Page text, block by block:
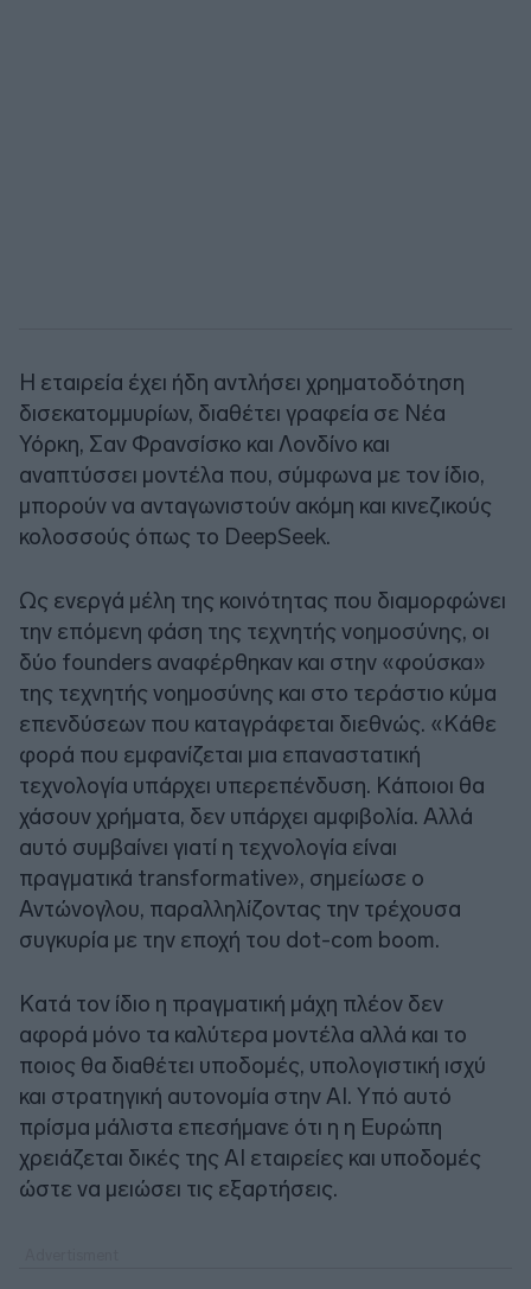
Η εταιρεία έχει ήδη αντλήσει χρηματοδότηση
δισεκατομμυρίων, διαθέτει γραφεία σε Νέα
Υόρκη, Σαν Φρανσίσκο και Λονδίνο και
αναπτύσσει μοντέλα που, σύμφωνα με τον ίδιο,
μπορούν να ανταγωνιστούν ακόμη και κινεζικούς
κολοσσούς όπως το DeepSeek.
Ως ενεργά μέλη της κοινότητας που διαμορφώνει
την επόμενη φάση της τεχνητής νοημοσύνης, οι
δύο founders αναφέρθηκαν και στην «φούσκα»
της τεχνητής νοημοσύνης και στο τεράστιο κύμα
επενδύσεων που καταγράφεται διεθνώς. «Κάθε
φορά που εμφανίζεται μια επαναστατική
τεχνολογία υπάρχει υπερεπένδυση. Κάποιοι θα
χάσουν χρήματα, δεν υπάρχει αμφιβολία. Αλλά
αυτό συμβαίνει γιατί η τεχνολογία είναι
πραγματικά transformative», σημείωσε ο
Αντώνογλου, παραλληλίζοντας την τρέχουσα
συγκυρία με την εποχή του dot-com boom.
Κατά τον ίδιο η πραγματική μάχη πλέον δεν
αφορά μόνο τα καλύτερα μοντέλα αλλά και το
ποιος θα διαθέτει υποδομές, υπολογιστική ισχύ
και στρατηγική αυτονομία στην AI. Υπό αυτό
πρίσμα μάλιστα επεσήμανε ότι η η Ευρώπη
χρειάζεται δικές της AI εταιρείες και υποδομές
ώστε να μειώσει τις εξαρτήσεις.